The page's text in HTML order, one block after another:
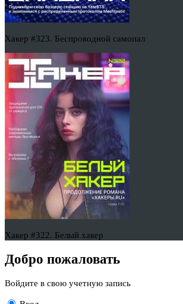
Хакер #323. Беспроводной самопал
Хакер #322. Белый хакер
Добро пожаловать
Войдите в свою учетную запись